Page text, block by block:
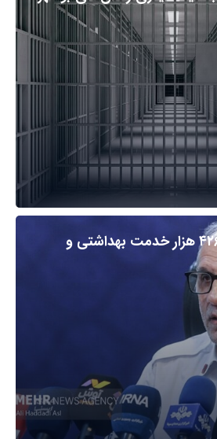
ارائه دو میلیون و ۴۲۶ هزار خدمت بهداشتی و